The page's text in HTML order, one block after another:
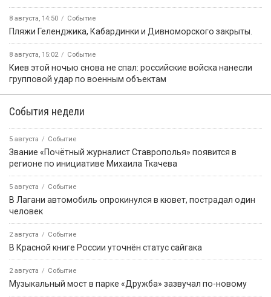
8 августа, 14:50 Событие
️Пляжи Геленджика, Кабардинки и Дивноморского закрыты.
8 августа, 15:02 Событие
Киев этой ночью снова не спал: российские войска нанесли
групповой удар по военным объектам
События недели
5 августа Событие
Звание «Почётный журналист Ставрополья» появится в
регионе по инициативе Михаила Ткачева
5 августа Событие
В Лагани автомобиль опрокинулся в кювет, пострадал один
человек
2 августа Событие
В Красной книге России уточнён статус сайгака
2 августа Событие
Музыкальный мост в парке «Дружба» зазвучал по-новому